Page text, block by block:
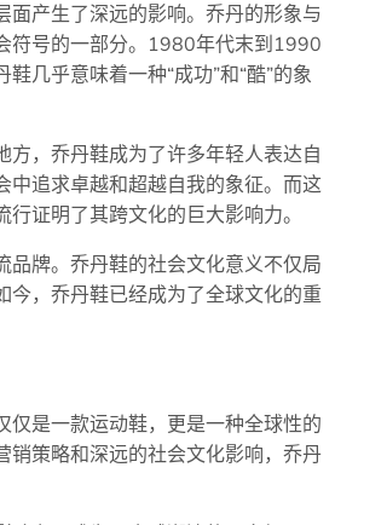
产生了深远的影响。乔丹的形象与
符号的一部分。1980年代末到1990
几乎意味着一种“成功”和“酷”的象
，乔丹鞋成为了许多年轻人表达自
中追求卓越和超越自我的象征。而这
证明了其跨文化的巨大影响力。
牌。乔丹鞋的社会文化意义不仅局
今，乔丹鞋已经成为了全球文化的重
是一款运动鞋，更是一种全球性的
销策略和深远的社会文化影响，乔丹